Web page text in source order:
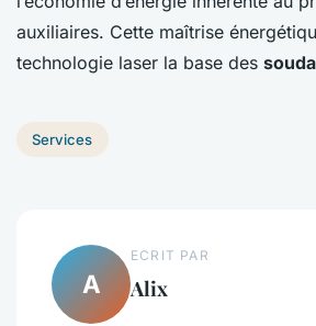
auxiliaires. Cette maîtrise
technologie laser la base des
Services
A
ECRIT PAR
Alix